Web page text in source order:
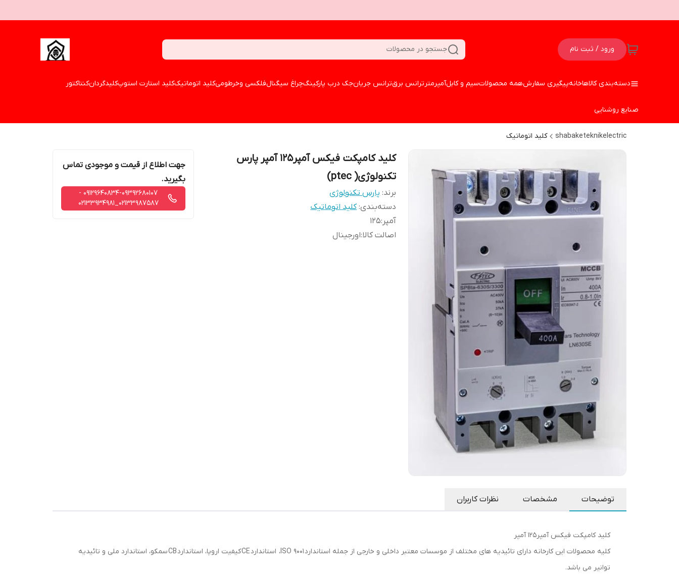
ورود / ثبت نام جستجو در محصولات
دسته‌بندی کالاهاخانهپیگیری سفارشهمه محصولاتسیم و کابلآمپرمترترانس برقترانس جریانجک درب پارکینگچراغ سیگنالفلکسی وخرطومیکلید اتوماتیککلید استارت استوپکلیدگردانکنتاکتور
صنایع روشنایی
shabaketeknikelectric کلید اتوماتیک
کلید کامپکت فیکس آمپر۱۲۵ آمپر پارس
تکنولوژی( ptec)
برند: پارس تکنولوژی
دسته‌بندی:کلید اتوماتیک
آمپر :۱۲۵
اصالت کالا:اورجینال
جهت اطلاع از قیمت و موجودی تماس
بگیرید.
09129640834-09392680107 -
02133987587_02133934981
توضیحات مشخصات نظرات کاربران
کلید کامپکت فیکس آمپر۱۲۵ آمپر
کلیه محصولات این کارخانه دارای تائیدیه های مختلف از موسسات معتبر داخلی و خارجی از جمله استاندارد ISO 9001، استاندارد CE کیفیت اروپا، استاندارد CB سمکو، استاندارد ملی و تائیدیه
توانیر می باشد.